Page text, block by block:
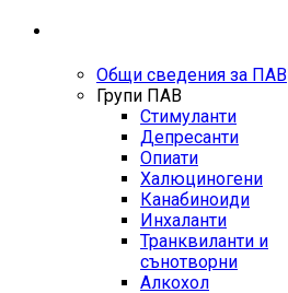
Общи сведения за ПАВ
Групи ПАВ
Стимуланти
Депресанти
Опиати
Халюциногени
Канабиноиди
Инхаланти
Транквиланти и
сънотворни
Алкохол